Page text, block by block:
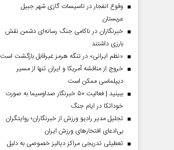
وقوع انفجار در تاسیسات گازی شهر جبیل
عربستان
خبرنگاران در ناکامی جنگ رسانه‌ای دشمن نقش
بارزی داشتند
«نظم ایرانی» در تنگه هرمز غیرقابل بازگشت است
خروج از مناقشه آمریکا و ایران تنها از مسیر
دیپلماسی ممکن است
ببینید | فعالیت ۵۰ خبرنگار صداوسیما به صورت
خوداتکا در ایام جنگ
تجلیل مدیر رادیو ورزش از خبرنگاران؛ روایتگران
بی‌ادعای افتخارهای ورزش ایران
تعطیلی تدریجی مراکز دیالیز خصوصی به دلیل